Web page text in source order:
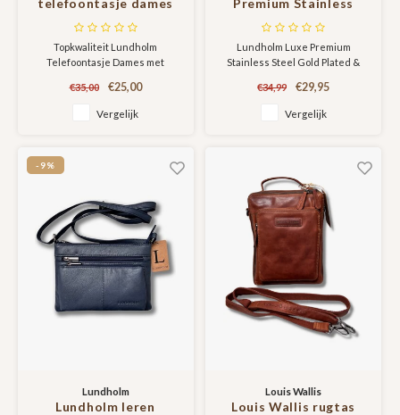
crossbody zwart -
schoudertasje dames
crossbody - tas dames
schoudertas kunstleer
cadeau voor vriendin |
Strömsund serie
Topkwaliteit Lundholm
Telefoontasje Dames met
tassenband
€35,00 €25,00
Vergelijk
Steel Gold Plated
Goudkleurige &
Zilverkleruige
Armband Dames
Minimalistisch -
Lundholm Luxe Premium
Stainless Steel Gold Plated &
Minimalistisch - Scandinavisch
€34,99 €29,95
Vergelijk
-9%
Lundholm
Lundholm leren
Louis Wallis
Louis Wallis rugtas